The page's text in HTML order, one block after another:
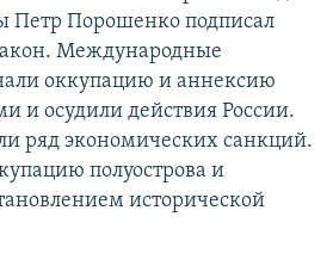
Петр Порошенко подписал
Международные
оккупацию и аннексию
и осудили действия России.
ряд экономических санкций.
полуострова и
исторической